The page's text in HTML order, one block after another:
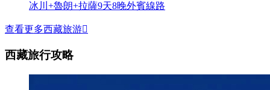
冰川+魯朗+拉薩9天8晚外賓線路
查看更多西藏旅游
西藏旅行攻略